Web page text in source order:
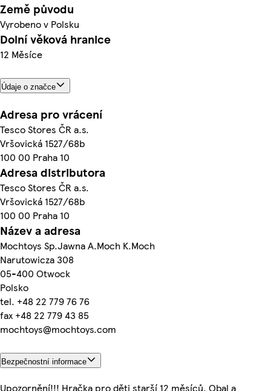
Země původu
Vyrobeno v Polsku
Dolní věková hranice
12 Měsíce
Údaje o značce
Adresa pro vrácení
Tesco Stores ČR a.s.
Vršovická 1527/68b
100 00 Praha 10
Adresa distributora
Tesco Stores ČR a.s.
Vršovická 1527/68b
100 00 Praha 10
Název a adresa
Mochtoys Sp.Jawna A.Moch K.Moch
Narutowicza 308
05-400 Otwock
Polsko
tel. +48 22 779 76 76
fax +48 22 779 43 85
mochtoys@mochtoys.com
Bezpečnostní informace
Upozornění!!! Hračka pro děti starší 12 měsíců. Obal a